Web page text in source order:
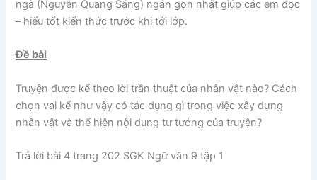
ngà (Nguyễn Quang Sáng) ngắn gọn nhất giúp các em đọc
– hiểu tốt kiến thức trước khi tới lớp.
Đề bài
Truyện được kể theo lời trần thuật của nhân vật nào? Cách
chọn vai kể như vậy có tác dụng gì trong việc xây dựng
nhân vật và thể hiện nội dung tư tướng của truyện?
Trả lời bài 4 trang 202 SGK Ngữ văn 9 tập 1